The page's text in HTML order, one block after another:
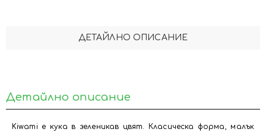
ДЕТАЙЛНО ОПИСАНИЕ
Детайлно описание
Kiwami е кука в зеленикав цвят. Класическа форма, малък